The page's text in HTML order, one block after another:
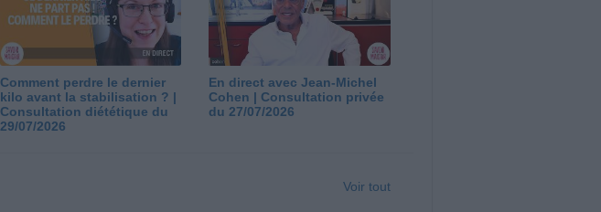
Comment perdre le dernier
kilo avant la stabilisation ? |
Consultation diététique du
29/07/2026
En direct avec Jean-Michel
Cohen | Consultation privée
du 27/07/2026
Voir tout